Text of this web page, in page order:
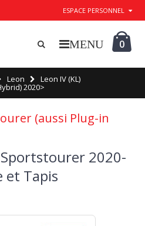
ESPACE PERSONNEL
0
Leon Leon IV (KL)
2020>
(aussi Plug-in
Sportstourer 2020-
et Tapis